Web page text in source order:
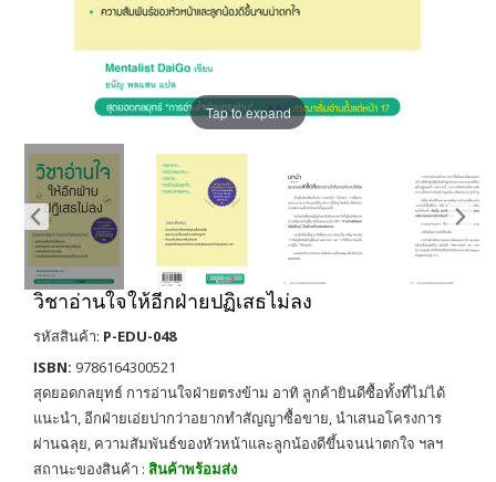
Tap to expand
วิชาอ่านใจให้อีกฝ่ายปฏิเสธไม่ลง
รหัสสินค้า: P-EDU-048
ISBN: 9786164300521
สุดยอดกลยุทธ์ การอ่านใจฝ่ายตรงข้าม อาทิ ลูกค้ายินดีซื้อทั้งที่ไม่ได้
แนะนำ, อีกฝ่ายเอ่ยปากว่าอยากทำสัญญาซื้อขาย, นำเสนอโครงการ
ผ่านฉลุย, ความสัมพันธ์ของหัวหน้าและลูกน้องดีขึ้นจนน่าตกใจ ฯลฯ
สถานะของสินค้า : สินค้าพร้อมส่ง